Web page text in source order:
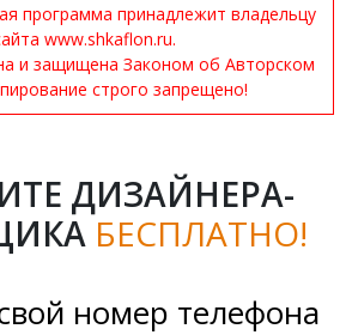
программа принадлежит владельцу
www.shkaflon.ru.
и защищена Законом об Авторском
строго запрещено!
ДИЗАЙНЕРА-
БЕСПЛАТНО!
номер телефона